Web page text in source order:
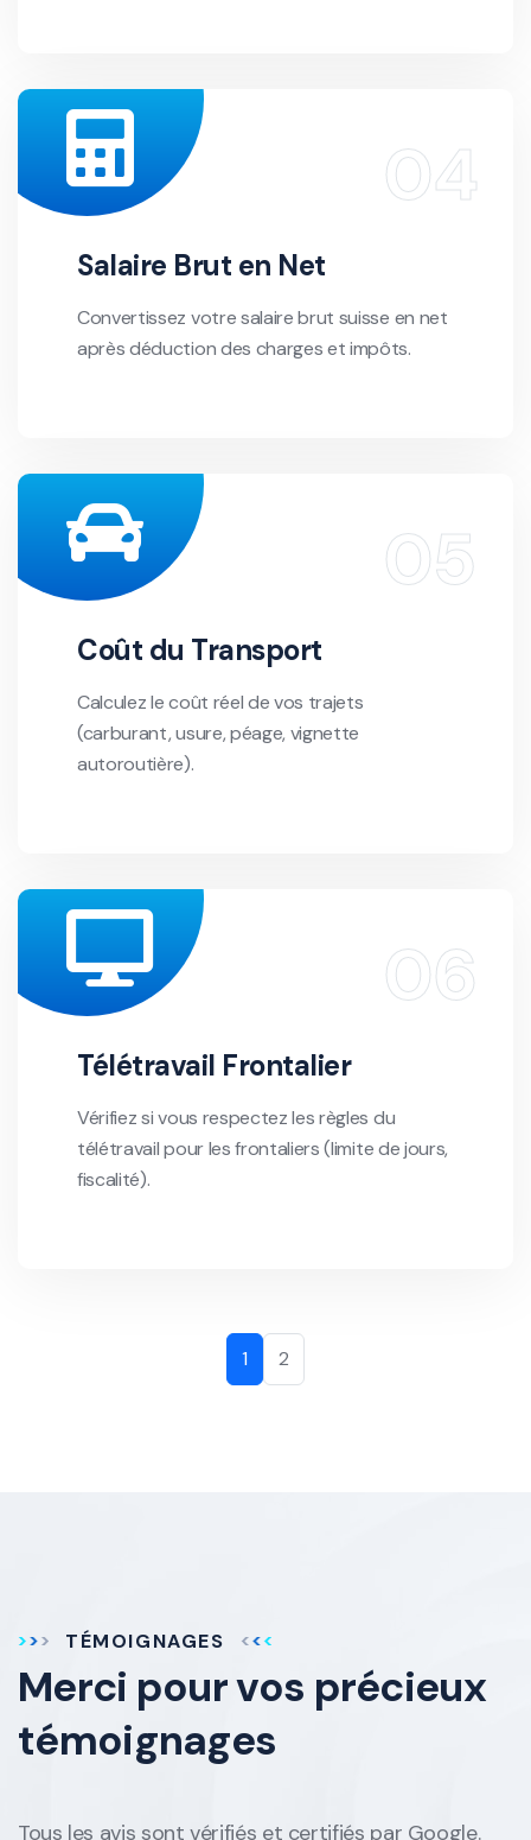
Salaire Brut en Net
Convertissez votre salaire brut suisse en net
après déduction des charges et impôts.
Coût du Transport
Calculez le coût réel de vos trajets
(carburant, usure, péage, vignette
autoroutière).
Télétravail Frontalier
Vérifiez si vous respectez les règles du
télétravail pour les frontaliers (limite de jours,
fiscalité).
1 2
TÉMOIGNAGES
Merci pour vos précieux
témoignages
Tous les avis sont vérifiés et certifiés par Google.